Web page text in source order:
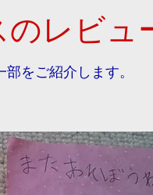
レビュ
をご紹介します。